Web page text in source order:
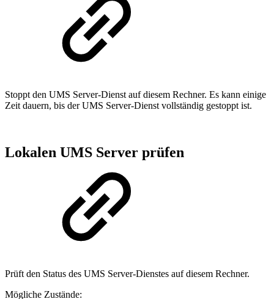
Stoppt den UMS Server-Dienst auf diesem Rechner. Es kann einige
Zeit dauern, bis der UMS Server-Dienst vollständig gestoppt ist.
Lokalen UMS Server prüfen
Prüft den Status des UMS Server-Dienstes auf diesem Rechner.
Mögliche Zustände: